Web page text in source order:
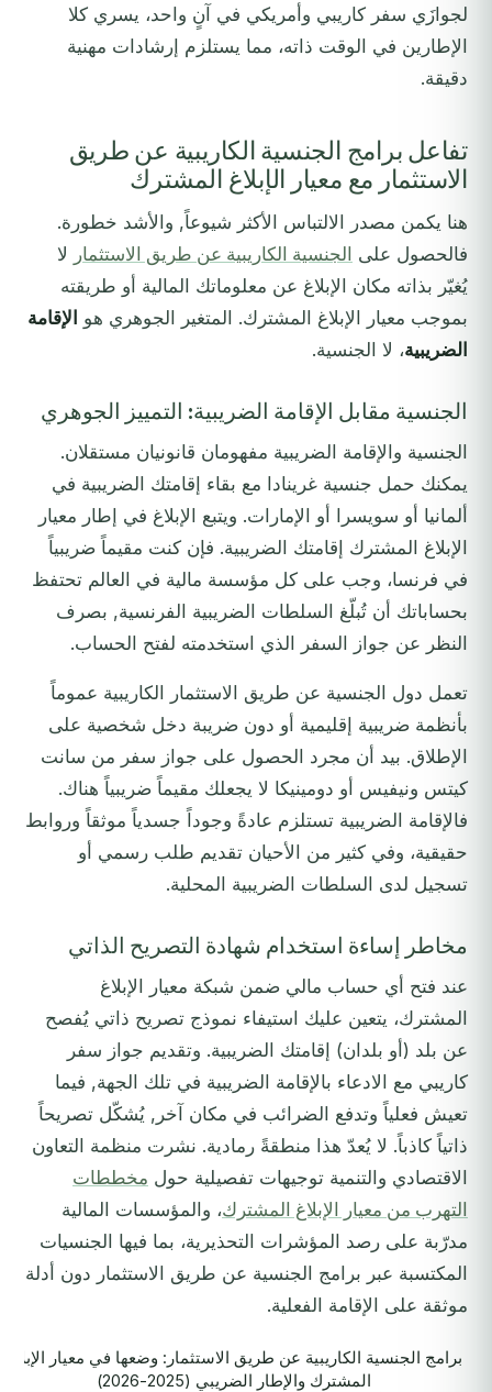
لجوازَي سفر كاريبي وأمريكي في آنٍ واحد، يسري كلا
الإطارين في الوقت ذاته، مما يستلزم إرشادات مهنية
دقيقة.
تفاعل برامج الجنسية الكاريبية عن طريق
الاستثمار مع معيار الإبلاغ المشترك
هنا يكمن مصدر الالتباس الأكثر شيوعاً, والأشد خطورة.
فالحصول على الجنسية الكاريبية عن طريق الاستثمار لا
يُغيّر بذاته مكان الإبلاغ عن معلوماتك المالية أو طريقته
بموجب معيار الإبلاغ المشترك. المتغير الجوهري هو الإقامة
الضريبية، لا الجنسية.
الجنسية مقابل الإقامة الضريبية: التمييز الجوهري
الجنسية والإقامة الضريبية مفهومان قانونيان مستقلان.
يمكنك حمل جنسية غرينادا مع بقاء إقامتك الضريبية في
ألمانيا أو سويسرا أو الإمارات. ويتبع الإبلاغ في إطار معيار
الإبلاغ المشترك إقامتك الضريبية. فإن كنت مقيماً ضريبياً
في فرنسا، وجب على كل مؤسسة مالية في العالم تحتفظ
بحساباتك أن تُبلّغ السلطات الضريبية الفرنسية, بصرف
النظر عن جواز السفر الذي استخدمته لفتح الحساب.
تعمل دول الجنسية عن طريق الاستثمار الكاريبية عموماً
بأنظمة ضريبية إقليمية أو دون ضريبة دخل شخصية على
الإطلاق. بيد أن مجرد الحصول على جواز سفر من سانت
كيتس ونيفيس أو دومينيكا لا يجعلك مقيماً ضريبياً هناك.
فالإقامة الضريبية تستلزم عادةً وجوداً جسدياً موثقاً وروابط
حقيقية، وفي كثير من الأحيان تقديم طلب رسمي أو
تسجيل لدى السلطات الضريبية المحلية.
مخاطر إساءة استخدام شهادة التصريح الذاتي
عند فتح أي حساب مالي ضمن شبكة معيار الإبلاغ
المشترك، يتعين عليك استيفاء نموذج تصريح ذاتي يُفصح
عن بلد (أو بلدان) إقامتك الضريبية. وتقديم جواز سفر
كاريبي مع الادعاء بالإقامة الضريبية في تلك الجهة, فيما
تعيش فعلياً وتدفع الضرائب في مكان آخر, يُشكّل تصريحاً
ذاتياً كاذباً. لا يُعدّ هذا منطقةً رمادية. نشرت منظمة التعاون
الاقتصادي والتنمية توجيهات تفصيلية حول مخططات
التهرب من معيار الإبلاغ المشترك، والمؤسسات المالية
مدرّبة على رصد المؤشرات التحذيرية، بما فيها الجنسيات
المكتسبة عبر برامج الجنسية عن طريق الاستثمار دون أدلة
موثقة على الإقامة الفعلية.
برامج الجنسية الكاريبية عن طريق الاستثمار: وضعها في معيار الإبلاغ
المشترك والإطار الضريبي (2025-2026)